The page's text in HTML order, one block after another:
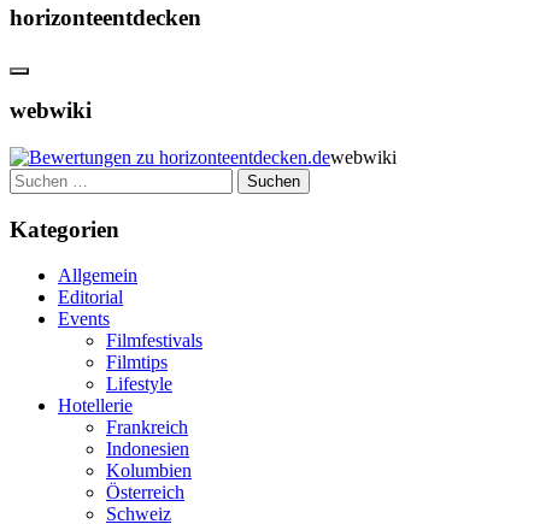
horizonteentdecken
webwiki
webwiki
Suchen
nach:
Kategorien
Allgemein
Editorial
Events
Filmfestivals
Filmtips
Lifestyle
Hotellerie
Frankreich
Indonesien
Kolumbien
Österreich
Schweiz